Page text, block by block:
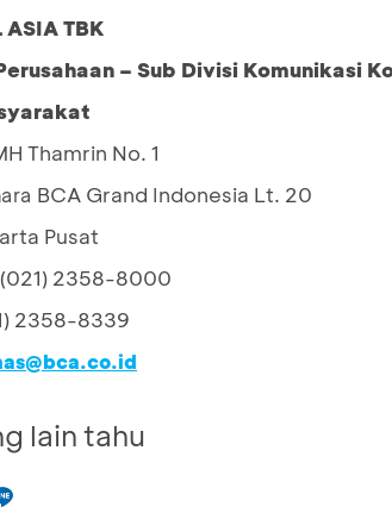
ASIA TBK
– Sub Divisi Komunikasi
Thamrin No. 1
BCA Grand Indonesia Lt. 20
Pusat
(021) 2358-8000
2358-8339
lain tahu